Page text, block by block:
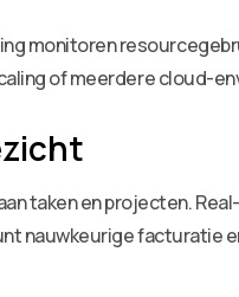
monitoren
of meerdere cloud-
taken en projecten.
nauwkeurige facturatie